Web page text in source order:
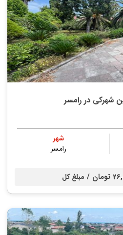
شهرکی در رامسر
شهر
رامسر
/ مبلغ کل